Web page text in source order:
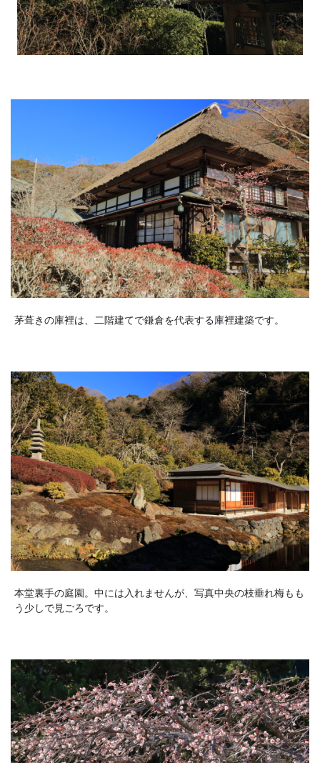
茅葺きの庫裡は、二階建てで鎌倉を代表する庫裡建築です。
本堂裏手の庭園。中には入れませんが、写真中央の枝垂れ梅もも
う少しで見ごろです。